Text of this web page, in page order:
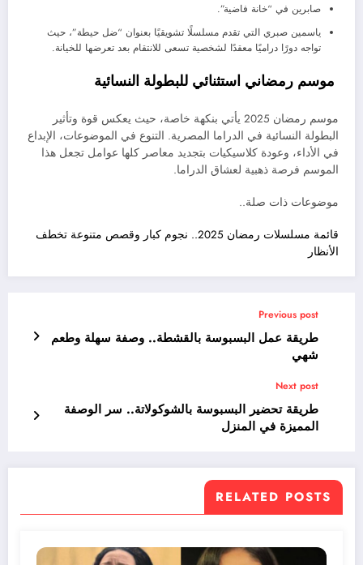
صابرين في “خانة فاضية”.
ياسمين صبري التي تقدم مسلسلًا تشويقيًا بعنوان “ضل حيطة”، حيث
تواجه دورًا دراميًا معقدًا لشخصية تسعى للانتقام بعد تعرضها للخيانة.
موسم رمضاني استثنائي للبطولة النسائية
موسم رمضان 2025 يأتي بنكهة خاصة، حيث يعكس قوة وتأثير
البطولة النسائية في الدراما المصرية. التنوع في الموضوعات، الإبداع
في الأداء، وعودة كلاسيكيات بتجديد معاصر كلها عوامل تجعل هذا
الموسم فرصة ذهبية لعشاق الدراما.
موضوعات ذات صلة..
قائمة مسلسلات رمضان 2025.. نجوم كبار وقصص متنوعة تخطف
الأنظار
Previous post
طريقة عمل البسبوسة بالقشطة.. وصفة سهلة وطعم
شهي
Next post
طريقة تحضير البسبوسة بالشوكولاتة.. سر الوصفة
المميزة في المنزل
RELATED POSTS